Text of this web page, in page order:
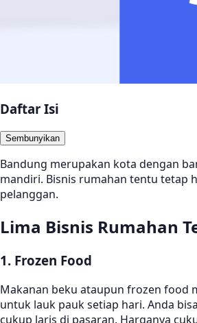
Daftar Isi
Sembunyikan
Bandung merupakan kota dengan
mandiri. Bisnis rumahan tentu tetap
pelanggan.
Lima Bisnis Rumahan
1. Frozen Food
Makanan beku ataupun frozen food
untuk lauk pauk setiap hari. Anda
cukup laris di pasaran. Harganya